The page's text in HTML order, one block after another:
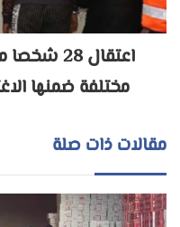
اعتقال
مختلفة ضمنها
مقالات ذات صلة